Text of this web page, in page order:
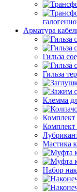
Арматура
Гильза
Гильза
Клемма
Комплект
Комплект
Мастика
Набор